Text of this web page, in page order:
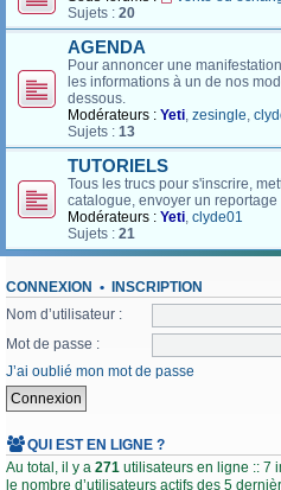
Sujets : 20
AGENDA
Pour annoncer une
les informations à un de nos
dessous.
Modérateurs : Yeti, zesingle,
Sujets : 13
TUTORIELS
Tous les trucs pour s'inscrire,
catalogue, envoyer un reportage
Modérateurs : Yeti, clyde01
Sujets : 21
CONNEXION • INSCRIPTION
Nom d’utilisateur :
Mot de passe :
J’ai oublié mon mot de passe
QUI EST EN LIGNE ?
Au total, il y a 271 utilisateurs en ligne :: 7
le nombre d’utilisateurs actifs des 5